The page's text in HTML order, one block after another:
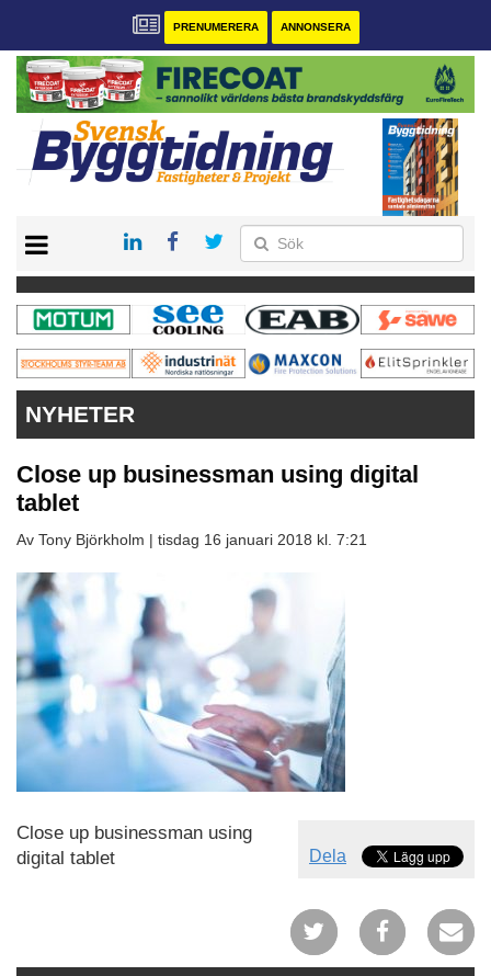
PRENUMERERA ANNONSERA
PRENUMERERA
VÅRA ANDRA MAGASIN
ANNONSERA
KONTAKT
NYHETER
Close up businessman using digital
tablet
Av Tony Björkholm | tisdag 16 januari 2018 kl. 7:21
Dela
Close up businessman using
digital tablet